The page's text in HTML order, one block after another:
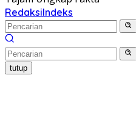
RedaksiIndeks
tutup